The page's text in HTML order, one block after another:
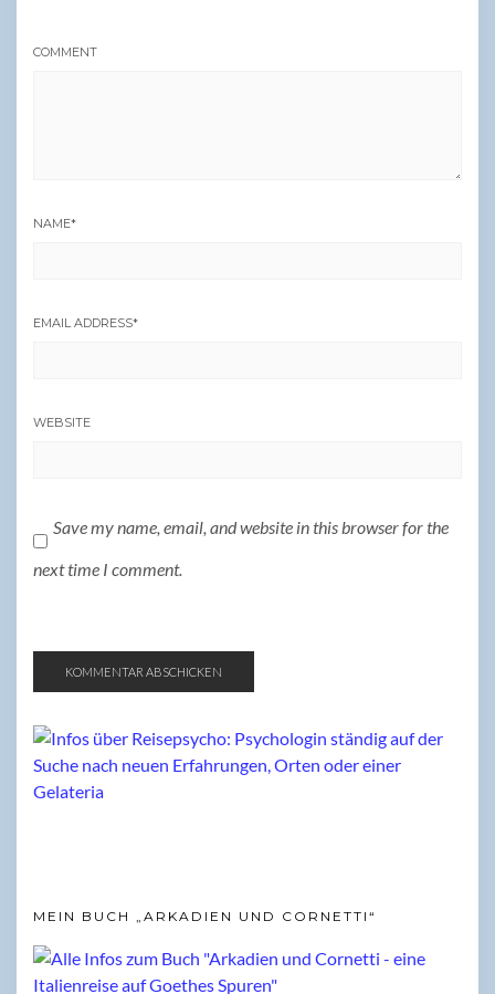
COMMENT
NAME*
EMAIL ADDRESS*
WEBSITE
Save my name, email, and website in this browser for the
next time I comment.
MEIN BUCH „ARKADIEN UND CORNETTI“